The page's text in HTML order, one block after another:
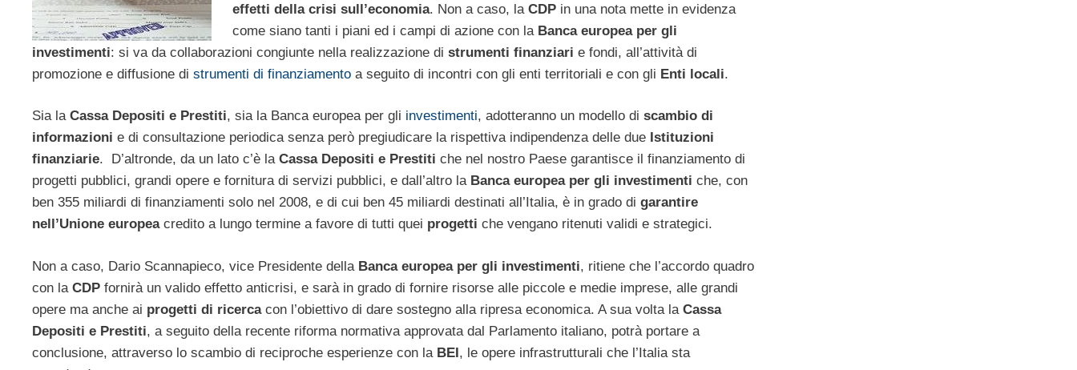
effetti della crisi sull’economia. Non a caso, la CDPin una nota mette in evidenza
come siano tanti i piani ed i campi di azione con la Banca europea per gli
investimenti: si va da collaborazioni congiunte nella realizzazione di strumenti finanziari e fondi, all’attività di
promozione e diffusione di strumenti di finanziamento a seguito di incontri con gli enti territoriali e con gli Enti locali.
Sia laCassa Depositi e Prestiti, sia la Banca europea per gli investimenti, adotteranno un modello di scambio di
informazioni e di consultazione periodica senza però pregiudicare la rispettiva indipendenza delle due Istituzioni
finanziarie. D’altronde, da un lato c’è la Cassa Depositi e Prestiti che nel nostro Paese garantisce il finanziamento di
progetti pubblici, grandi opere e fornitura di servizi pubblici, e dall’altro la Banca europea per gli investimenti che, con
ben 355 miliardi di finanziamenti solo nel 2008, e di cui ben 45 miliardi destinati all’Italia, è in grado di garantire
nell’Unione europeacredito a lungo termine a favore di tutti quei progetti che vengano ritenuti validi e strategici.
Non a caso, Dario Scannapieco, vice Presidente della Banca europea per gli investimenti, ritiene che l’accordo quadro
con la CDP fornirà un valido effetto anticrisi, e sarà in grado di fornire risorse alle piccole e medie imprese, alle grandi
opere ma anche ai progetti di ricercacon l’obiettivo di dare sostegno alla ripresa economica. A sua volta la Cassa
Depositi e Prestiti, a seguito della recente riforma normativa approvata dal Parlamento italiano, potrà portare a
conclusione, attraverso lo scambio di reciproche esperienze con la BEI, le opere infrastrutturali che l’Italia sta